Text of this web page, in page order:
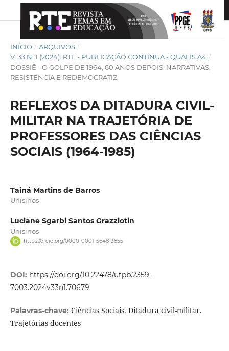
INÍCIO / ARQUIVOS /
V. 33 N. 1 (2024): RTE - PUBLICAÇÃO CONTÍNUA - QUALIS A4 /
DOSSIÊ - O GOLPE DE 1964, 60 ANOS DEPOIS: NARRATIVAS,
RESISTÊNCIA E REDEMOCRATIZ
REFLEXOS DA DITADURA CIVIL-
MILITAR NA TRAJETÓRIA DE
PROFESSORES DAS CIÊNCIAS
SOCIAIS (1964-1985)
Tainá Martins de Barros
Unisinos
Luciane Sgarbi Santos Grazziotin
Unisinos
https://orcid.org/0000-0001-5648-3855
DOI: https://doi.org/10.22478/ufpb.2359-
7003.2024v33n1.70679
Palavras-chave: Ciências Sociais. Ditadura civil-militar.
Trajetórias docentes